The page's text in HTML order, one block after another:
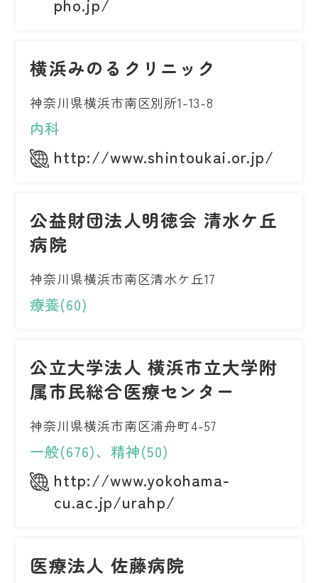
横浜みのるクリニック
神奈川県横浜市南区別所1-13-8
内科
http://www.shintoukai.or.jp/
公益財団法人明徳会 清水ケ丘
病院
神奈川県横浜市南区清水ケ丘17
療養(60)
公立大学法人 横浜市立大学附
属市民総合医療センター
神奈川県横浜市南区浦舟町4-57
一般(676)、精神(50)
http://www.yokohama-
cu.ac.jp/urahp/
医療法人 佐藤病院